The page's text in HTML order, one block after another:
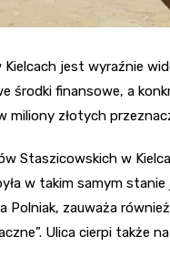
jest wyraźnie
środki finansowe, a
miliony złotych
Staszicowskich w
w takim samym
Polniak, zauważa
Ulica cierpi także